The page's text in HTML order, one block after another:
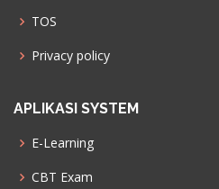
TOS
Privacy policy
APLIKASI SYSTEM
E-Learning
CBT Exam